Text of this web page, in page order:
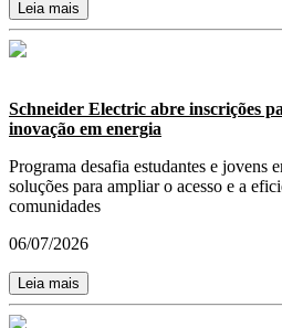
Leia mais
Schneider Electric abre inscrições
inovação em energia
Programa desafia estudantes e jovens
soluções para ampliar o acesso e a
comunidades
06/07/2026
Leia mais